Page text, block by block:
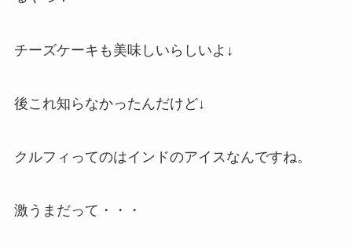
チーズケーキも美味しいらしいよ↓
後これ知らなかったんだけど↓
クルフィってのはインドのアイスなんですね。
激うまだって・・・